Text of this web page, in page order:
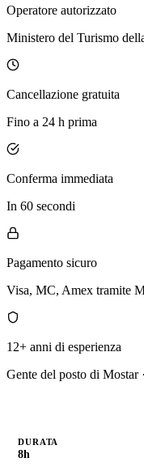
Operatore autorizzato
Ministero del Turismo
Cancellazione gratuita
Fino a 24 h prima
Conferma immediata
In 60 secondi
Pagamento sicuro
Visa, MC, Amex tramite
12+ anni di esperienza
Gente del posto di Mostar
DURATA
8h